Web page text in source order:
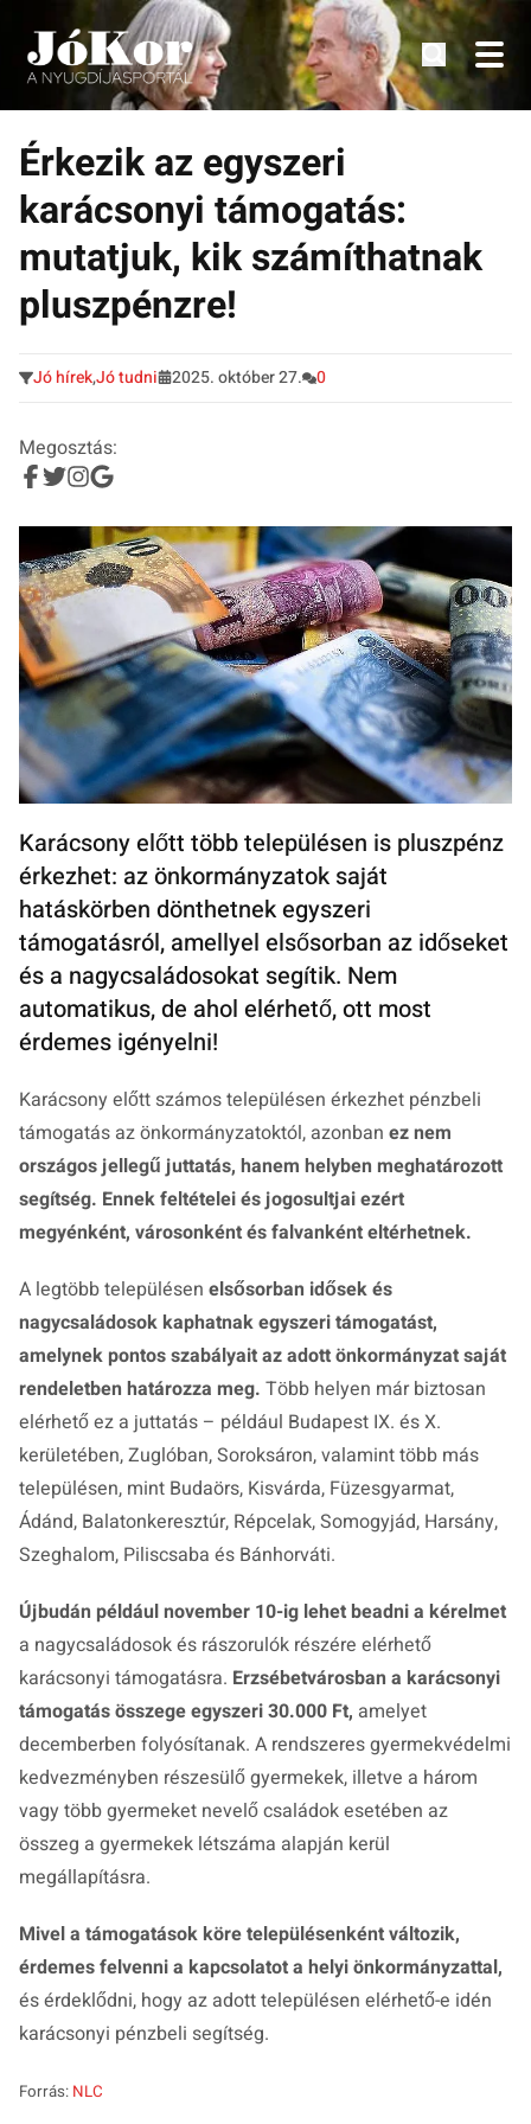
Tovább
tartalomra
Tudnivalók, érdekességek idősek számára.
Érkezik az egyszeri
karácsonyi támogatás:
mutatjuk, kik számíthatnak
pluszpénzre!
Jó hírek,Jó tudni 2025. október 27. 0
Megosztás:
Karácsony előtt több településen is pluszpénz
érkezhet: az önkormányzatok saját
hatáskörben dönthetnek egyszeri
támogatásról, amellyel elsősorban az időseket
és a nagycsaládosokat segítik. Nem
automatikus, de ahol elérhető, ott most
érdemes igényelni!
Karácsony előtt számos településen érkezhet pénzbeli
támogatás az önkormányzatoktól, azonban ez nem
országos jellegű juttatás, hanem helyben meghatározott
segítség. Ennek feltételei és jogosultjai ezért
megyénként, városonként és falvanként eltérhetnek.
A legtöbb településen elsősorban idősek és
nagycsaládosok kaphatnak egyszeri támogatást,
amelynek pontos szabályait az adott önkormányzat saját
rendeletben határozza meg. Több helyen már biztosan
elérhető ez a juttatás – például Budapest IX. és X.
kerületében, Zuglóban, Soroksáron, valamint több más
településen, mint Budaörs, Kisvárda, Füzesgyarmat,
Ádánd, Balatonkeresztúr, Répcelak, Somogyjád, Harsány,
Szeghalom, Piliscsaba és Bánhorváti.
Újbudán például november 10-ig lehet beadni a kérelmet
a nagycsaládosok és rászorulók részére elérhető
karácsonyi támogatásra. Erzsébetvárosban a karácsonyi
támogatás összege egyszeri 30.000 Ft, amelyet
decemberben folyósítanak. A rendszeres gyermekvédelmi
kedvezményben részesülő gyermekek, illetve a három
vagy több gyermeket nevelő családok esetében az
összeg a gyermekek létszáma alapján kerül
megállapításra.
Mivel a támogatások köre településenként változik,
érdemes felvenni a kapcsolatot a helyi önkormányzattal,
és érdeklődni, hogy az adott településen elérhető-e idén
karácsonyi pénzbeli segítség.
Forrás: NLC